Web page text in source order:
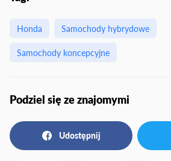
Honda
Samochody hybrydowe
Samochody koncepcyjne
Podziel się ze znajomymi
Udostępnij